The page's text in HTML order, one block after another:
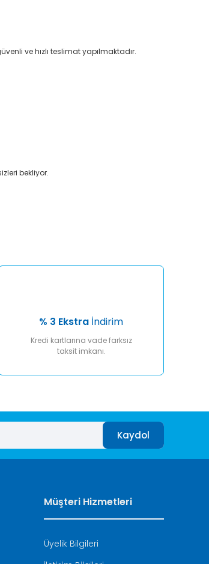
ve hızlı teslimat yapılmaktadır.
bekliyor.
% 3 Ekstra İndirim
Kredi kartlarına vade farksız
taksit imkanı.
Kaydol
Müşteri Hizmetleri
Üyelik Bilgileri